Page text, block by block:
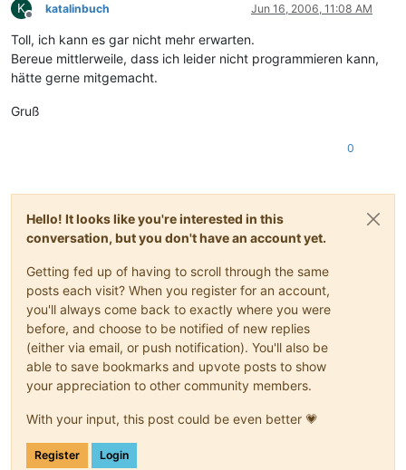
K
Offline
katalinbuch Jun 16, 2006, 11:08 AM
Toll, ich kann es gar nicht mehr erwarten.
Bereue mittlerweile, dass ich leider nicht programmieren kann,
hätte gerne mitgemacht.
Gruß
0
Hello! It looks like you're interested in this
conversation, but you don't have an account yet.
Getting fed up of having to scroll through the same
posts each visit? When you register for an account,
you'll always come back to exactly where you were
before, and choose to be notified of new replies
(either via email, or push notification). You'll also be
able to save bookmarks and upvote posts to show
your appreciation to other community members.
With your input, this post could be even better 💗
Register Login